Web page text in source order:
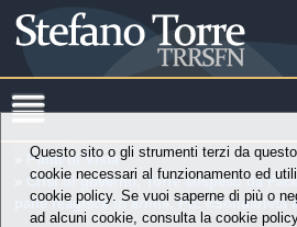
Punti di Vista
Crisi di governo, Torre sospeso da
palle reagisce in armi». Pd: «Solidarietà
Questo sito o gli strumenti terzi da
cookie necessari al funzionamento ed
cookie policy. Se vuoi saperne di più o
ad alcuni cookie, consulta la cookie